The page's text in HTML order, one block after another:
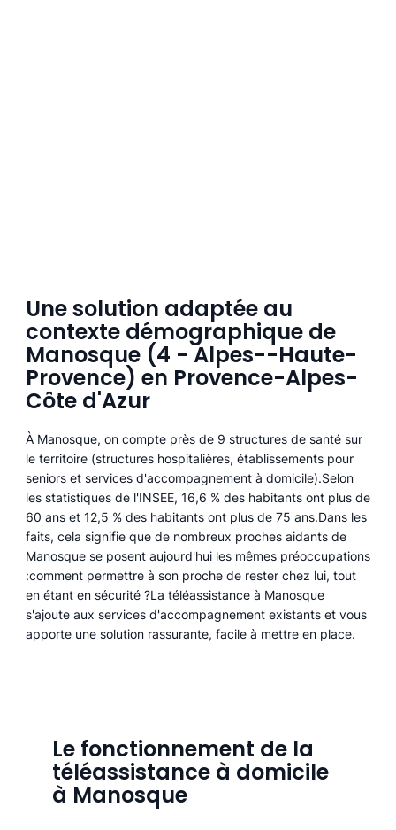
Une solution adaptée au
contexte démographique de
Manosque (4 - Alpes--Haute-
Provence) en Provence-Alpes-
Côte d'Azur
À Manosque, on compte près de 9 structures de santé sur
le territoire (structures hospitalières, établissements pour
seniors et services d'accompagnement à domicile).Selon
les statistiques de l'INSEE, 16,6 % des habitants ont plus de
60 ans et 12,5 % des habitants ont plus de 75 ans.Dans les
faits, cela signifie que de nombreux proches aidants de
Manosque se posent aujourd'hui les mêmes préoccupations
:comment permettre à son proche de rester chez lui, tout
en étant en sécurité ?La téléassistance à Manosque
s'ajoute aux services d'accompagnement existants et vous
apporte une solution rassurante, facile à mettre en place.
Le fonctionnement de la
téléassistance à domicile
à Manosque